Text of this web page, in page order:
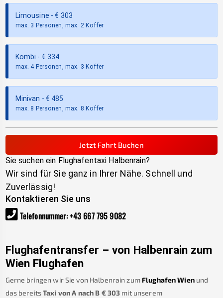
Limousine - € 303
max. 3 Personen, max. 2 Koffer
Kombi - € 334
max. 4 Personen, max. 3 Koffer
Minivan - € 485
max. 8 Personen, max. 8 Koffer
Jetzt Fahrt Buchen
Sie suchen ein Flughafentaxi Halbenrain?
Wir sind für Sie ganz in Ihrer Nähe. Schnell und
Zuverlässig!
Kontaktieren Sie uns
Telefonnummer:+43 667 795 9082
Flughafentransfer – von Halbenrain zum
Wien Flughafen
Gerne bringen wir Sie von Halbenrain zum Flughafen Wien und
das bereitsTaxi von A nach B €303 mit unserem